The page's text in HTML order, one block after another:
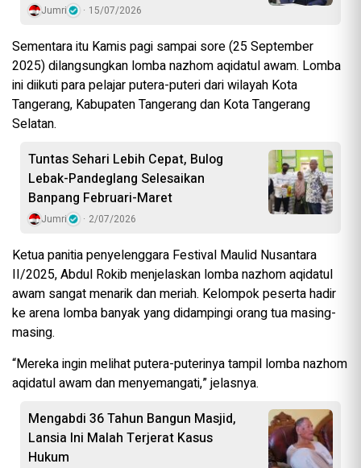
Jumri 15/07/2026
Sementara itu Kamis pagi sampai sore (25 September
2025) dilangsungkan lomba nazhom aqidatul awam. Lomba
ini diikuti para pelajar putera-puteri dari wilayah Kota
Tangerang, Kabupaten Tangerang dan Kota Tangerang
Selatan.
Tuntas Sehari Lebih Cepat, Bulog
Lebak-Pandeglang Selesaikan
Banpang Februari-Maret
Jumri 2/07/2026
Ketua panitia penyelenggara Festival Maulid Nusantara
II/2025, Abdul Rokib menjelaskan lomba nazhom aqidatul
awam sangat menarik dan meriah. Kelompok peserta hadir
ke arena lomba banyak yang didampingi orang tua masing-
masing.
“Mereka ingin melihat putera-puterinya tampil lomba nazhom
aqidatul awam dan menyemangati,” jelasnya.
Mengabdi 36 Tahun Bangun Masjid,
Lansia Ini Malah Terjerat Kasus
Hukum